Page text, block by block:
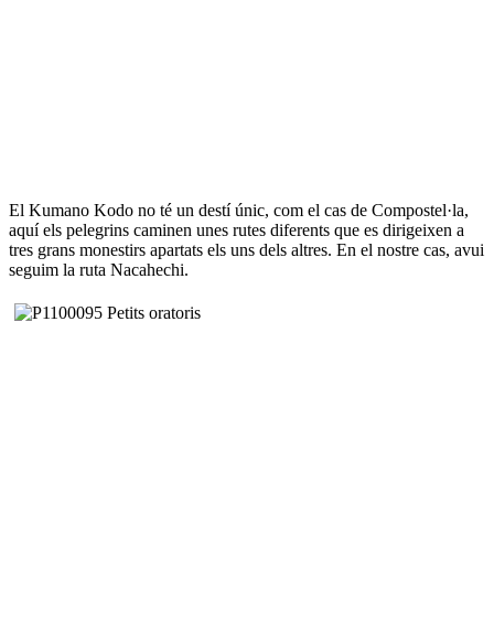
El Kumano Kodo no té un destí únic, com el cas de Compostel·la,
aquí els pelegrins caminen unes rutes diferents que es dirigeixen a
tres grans monestirs apartats els uns dels altres. En el nostre cas, avui
seguim la ruta Nacahechi.